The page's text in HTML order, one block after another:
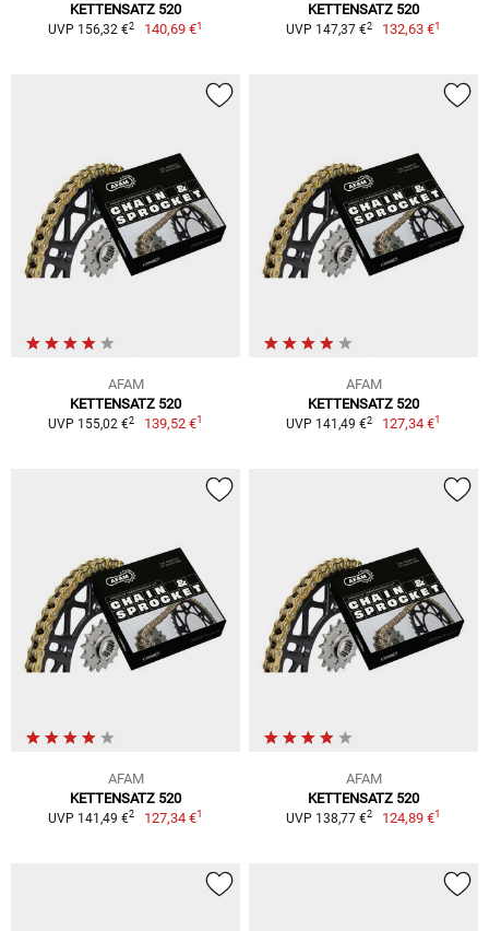
KETTENSATZ 520
UVP 156,32 €2 140,69 €1
KETTENSATZ 520
UVP 147,37 €2 132,63 €1
AFAM
KETTENSATZ 520
UVP 155,02 €2 139,52 €1
AFAM
KETTENSATZ 520
UVP 141,49 €2 127,34 €1
AFAM
KETTENSATZ 520
UVP 141,49 €2 127,34 €1
AFAM
KETTENSATZ 520
UVP 138,77 €2 124,89 €1